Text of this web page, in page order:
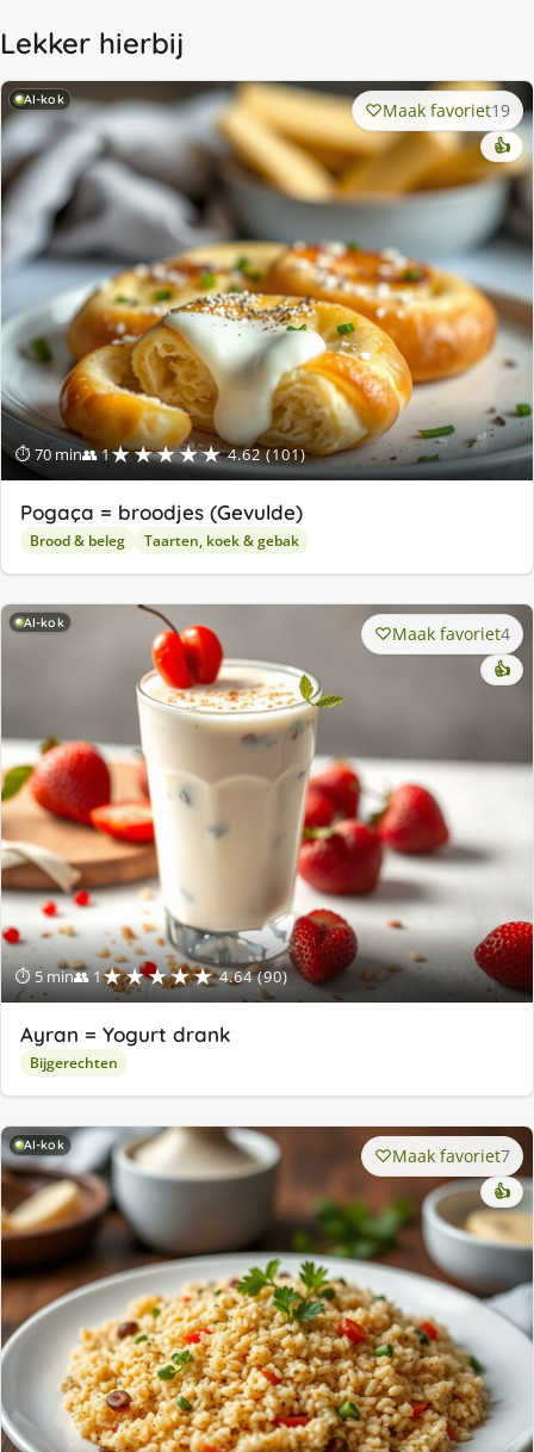
Lekker hierbij
AI-kok
⏱ 70 min👥 1★★★★★ 4.62 (101)
Maak favoriet19
👍
Pogaça = broodjes (Gevulde)
Brood & beleg Taarten, koek & gebak
AI-kok
⏱ 5 min👥 1★★★★★ 4.64 (90)
Maak favoriet4
👍
Ayran = Yogurt drank
Bijgerechten
AI-kok Maak favoriet7
👍